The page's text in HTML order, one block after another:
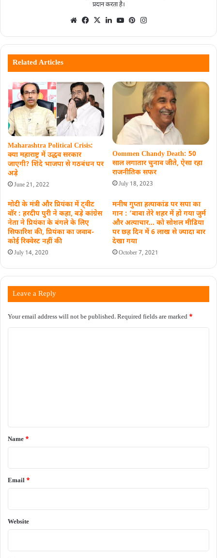
प्रदान करता है।
Related Articles
Maharashtra Political Crisis:
क्या महाराष्ट्र में उद्धव सरकार
जाएगी? शिंदे भाजपा से गठबंधन पर
अड़े
June 21, 2022
Oommen Chandy Death: 50
साल लगातार चुनाव जीते, ऐसा रहा
राजनीतिक सफर
July 18, 2023
मोदी के मंत्री और प्रियंका में ट्वीट
वॉर : हरदीप पुरी ने कहा, बड़े कांग्रेस
नेता ने प्रियंका के बंगले के लिए
सिफारिश की, प्रियंका का जवाब-
कोई रिक्वेस्ट नहीं की
July 14, 2020
मनीष गुप्ता हत्याकांड पर सपा का
गान : ‘बाबा तेरे शहर में हो गया जुर्म
और अत्याचार… को सोशल मीडिया
पर छह दिन में 6 लाख से ज्यादा बार
देखा गया
October 7, 2021
Leave a Reply
Your email address will not be published.Required fields are marked *
*
Name *
Email *
Website